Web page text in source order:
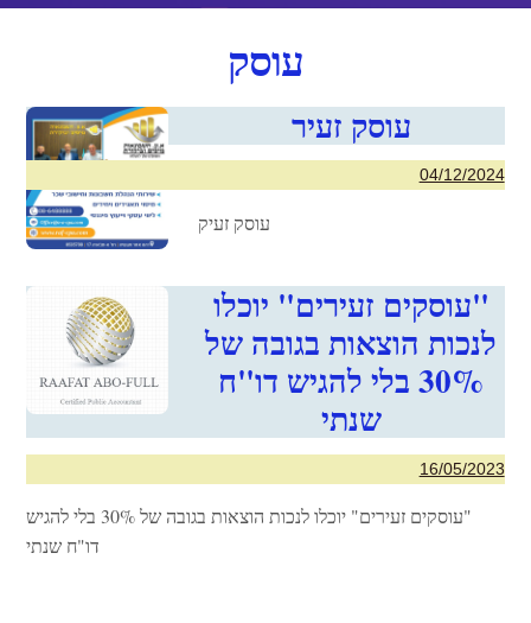
עוסק
עוסק זעיר
04/12/2024
עוסק זעיק
"עוסקים זעירים" יוכלו
לנכות הוצאות בגובה של
30% בלי להגיש דו"ח
שנתי
16/05/2023
"עוסקים זעירים" יוכלו לנכות הוצאות בגובה של 30% בלי להגיש
דו"ח שנתי